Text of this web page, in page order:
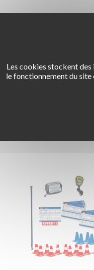
Les cookies stockent
le fonctionnement du site